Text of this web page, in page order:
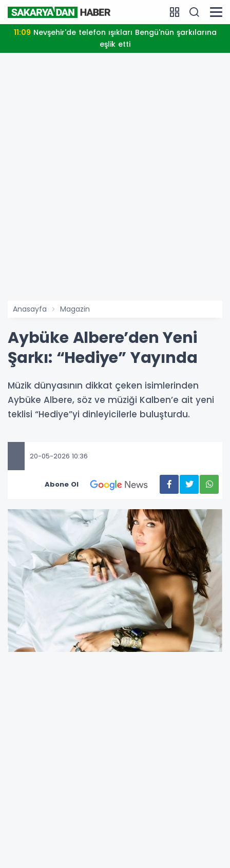
11:09
eşlik etti
Anasayfa Magazin
Aybüke Albere’den Yeni
Şarkı: “Hediye” Yayında
Müzik dünyasının dikkat çeken isimlerinden
Aybüke Albere, söz ve müziği Kalben’e ait yeni
teklisi “Hediye”yi dinleyicilerle buluşturdu.
20-05-2026 10:36
Abone Ol